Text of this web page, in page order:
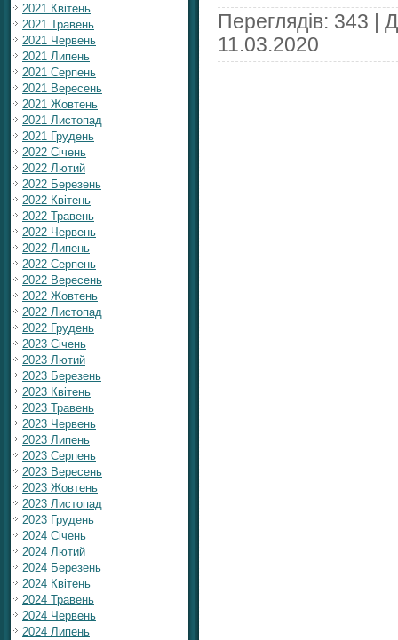
2021 Квітень
2021 Травень
2021 Червень
2021 Липень
2021 Серпень
2021 Вересень
2021 Жовтень
2021 Листопад
2021 Грудень
2022 Січень
2022 Лютий
2022 Березень
2022 Квітень
2022 Травень
2022 Червень
2022 Липень
2022 Серпень
2022 Вересень
2022 Жовтень
2022 Листопад
2022 Грудень
2023 Січень
2023 Лютий
2023 Березень
2023 Квітень
2023 Травень
2023 Червень
2023 Липень
2023 Серпень
2023 Вересень
2023 Жовтень
2023 Листопад
2023 Грудень
2024 Січень
2024 Лютий
2024 Березень
2024 Квітень
2024 Травень
2024 Червень
2024 Липень
Переглядів: 343 |
11.03.2020